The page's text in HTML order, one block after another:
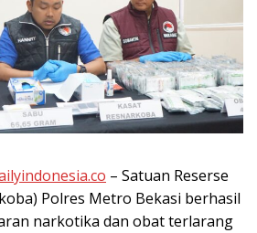
– Satuan Reserse
Polres Metro Bekasi berhasil
narkotika dan obat terlarang